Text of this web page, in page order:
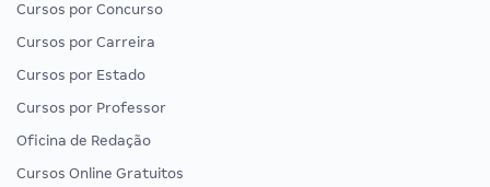
Cursos por Concurso
Cursos por Carreira
Cursos por Estado
Cursos por Professor
Oficina de Redação
Cursos Online Gratuitos